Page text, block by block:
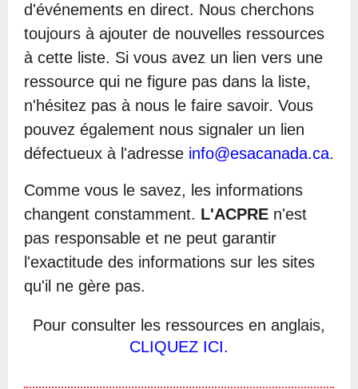
d'événements en direct. Nous cherchons
toujours à ajouter de nouvelles ressources
à cette liste. Si vous avez un lien vers une
ressource qui ne figure pas dans la liste,
n'hésitez pas à nous le faire savoir. Vous
pouvez également nous signaler un lien
défectueux à l'adresse info@esacanada.ca.
Comme vous le savez, les informations
changent constamment. L'ACPRE n'est
pas responsable et ne peut garantir
l'exactitude des informations sur les sites
qu'il ne gère pas.
Pour consulter les ressources en anglais,
CLIQUEZ ICI.